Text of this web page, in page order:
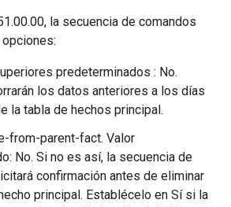
la secuencia de comandos
predeterminados : No.
los datos anteriores a los días
la tabla de hechos principal.
from-parent-fact. Valor
No. Si no es así, la secuencia de
confirmación antes de eliminar
principal. Establécelo en Sí si la